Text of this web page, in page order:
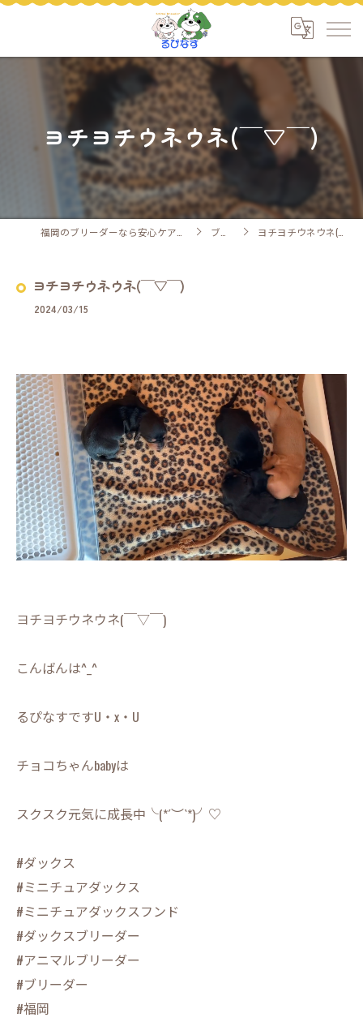
ヨチヨチウネウネ(￣▽￣)
ブログ ヨチヨチウネウネ(￣▽￣)
ヨチヨチウネウネ(￣▽￣)
2024/03/15
ヨチヨチウネウネ(￣▽￣)
こんばんは^_^
るぴなすですU・x・U
チョコちゃんbabyは
スクスク元気に成長中╰(*´︶`*)╯♡
#ダックス
#ミニチュアダックス
#ミニチュアダックスフンド
#ダックスブリーダー
#アニマルブリーダー
#ブリーダー
#福岡